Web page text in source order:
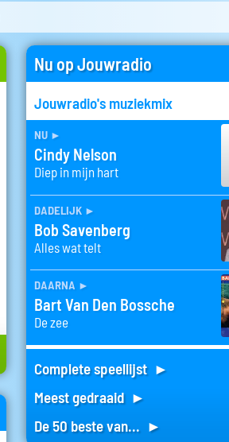
Nu op Jouwradio
Jouwradio's muziekmix
nu ►
Cindy Nelson
Diep in mijn hart
dadelijk ►
Bob Savenberg
Alles wat telt
daarna ►
Bart Van Den Bossche
De zee
Complete speellijst ►
Meest gedraaid ►
De 50 beste van... ►